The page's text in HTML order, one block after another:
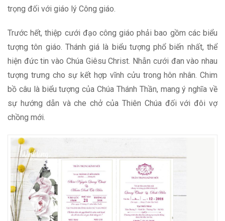
trọng đối với giáo lý Công giáo.
Trước hết, thiệp cưới đạo công giáo phải bao gồm các biểu
tượng tôn giáo. Thánh giá là biểu tượng phổ biến nhất, thể
hiện đức tin vào Chúa Giêsu Christ. Nhẫn cưới đan vào nhau
tượng trưng cho sự kết hợp vĩnh cửu trong hôn nhân. Chim
bồ câu là biểu tượng của Chúa Thánh Thần, mang ý nghĩa về
sự hướng dẫn và che chở của Thiên Chúa đối với đôi vợ
chồng mới.